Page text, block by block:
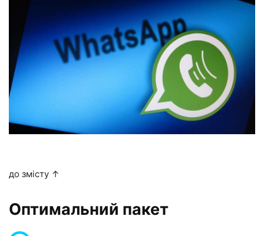
до змісту ↑
Оптимальний пакет